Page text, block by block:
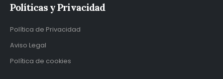
Políticas y Privacidad
Política de Privacidad
Aviso Legal
Política de cookies